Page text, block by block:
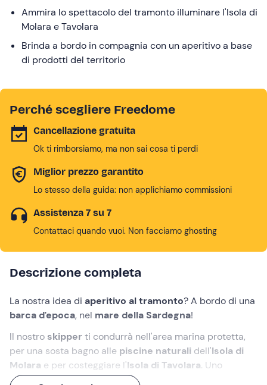
changing
dates.
Ammira lo spettacolo del tramonto illuminare l'Isola di
Molara e Tavolara
Brinda a bordo in compagnia con un aperitivo a base
di prodotti del territorio
Perché scegliere Freedome
Cancellazione gratuita
Ok ti rimborsiamo, ma non sai cosa ti perdi
Miglior prezzo garantito
Lo stesso della guida: non applichiamo commissioni
Assistenza 7 su 7
Contattaci quando vuoi. Non facciamo ghosting
Descrizione completa
La nostra idea di aperitivo al tramonto? A bordo di una
barca d'epoca, nel mare della Sardegna!
Il nostro skipper ti condurrà nell'area marina protetta,
per una sosta bagno alle piscine naturali dell'Isola di
Molara e per costeggiare l'Isola di Tavolara. Uno
scenario naturale reso ancora più spettacolare dalle